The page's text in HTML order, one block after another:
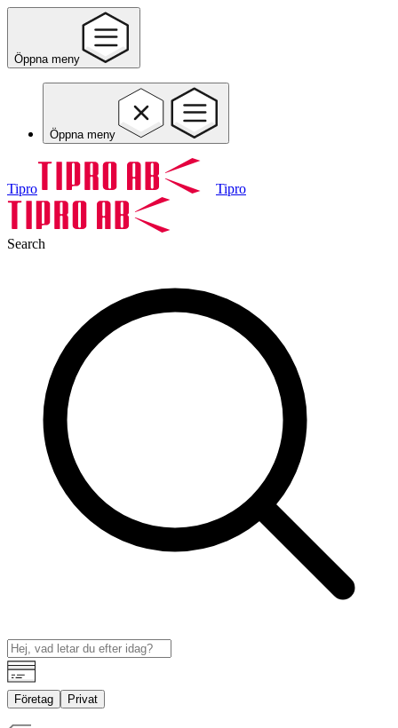
Öppna meny
Öppna meny
Tipro Tipro
Search
Företag Privat